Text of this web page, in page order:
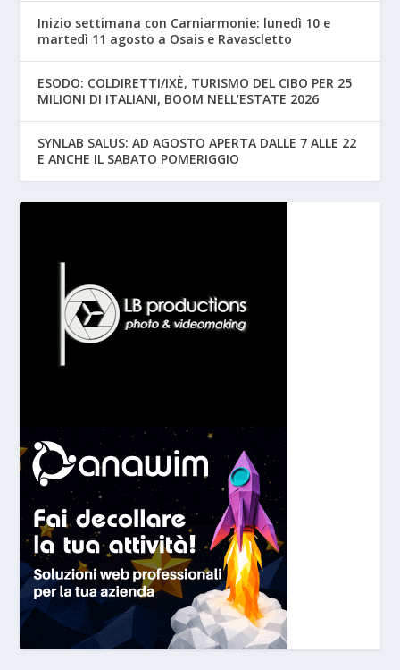
Inizio settimana con Carniarmonie: lunedì 10 e
martedì 11 agosto a Osais e Ravascletto
ESODO: COLDIRETTI/IXÈ, TURISMO DEL CIBO PER 25
MILIONI DI ITALIANI, BOOM NELL’ESTATE 2026
SYNLAB SALUS: AD AGOSTO APERTA DALLE 7 ALLE 22
E ANCHE IL SABATO POMERIGGIO